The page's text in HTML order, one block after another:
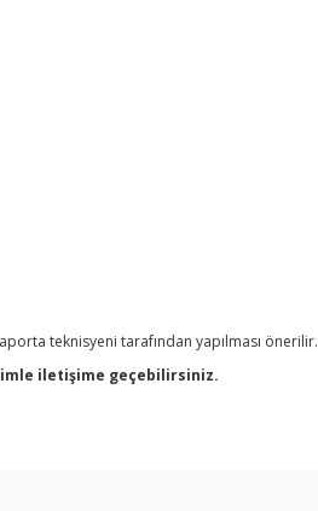
teknisyeni tarafından yapılması önerilir.
iletişime geçebilirsiniz.